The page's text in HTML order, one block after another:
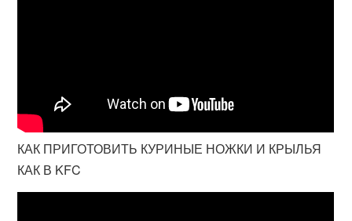
КАК ПРИГОТОВИТЬ КУРИНЫЕ НОЖКИ И КРЫЛЬЯ
КАК В KFC